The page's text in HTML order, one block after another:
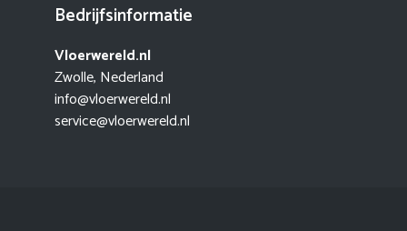
Bedrijfsinformatie
Vloerwereld.nl
Zwolle, Nederland
info@vloerwereld.nl
service@vloerwereld.nl